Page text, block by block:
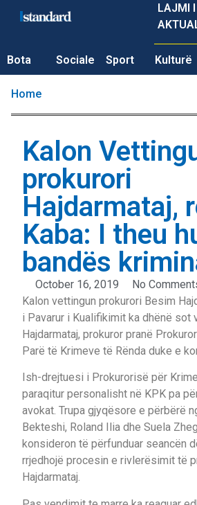
LAJMI
Bota Sociale Sport Kulturë
Home
Kalon
prokurori
Hajdarmataj,
Kaba: I theu
bandës
October 16, 2019 No
Kalon vettingun prokurori Besim
i Pavarur i Kualifikimit ka dhënë sot
Hajdarmataj, prokuror pranë
Parë të Krimeve të Rënda duke e
Ish-drejtuesi i Prokurorisë për
paraqitur personalisht në KPK pa
avokat. Trupa gjyqësore e përbërë
Bekteshi, Roland Ilia dhe Suela
konsideron të përfunduar seancën
rrjedhojë procesin e rivlerësimit të
Hajdarmataj.